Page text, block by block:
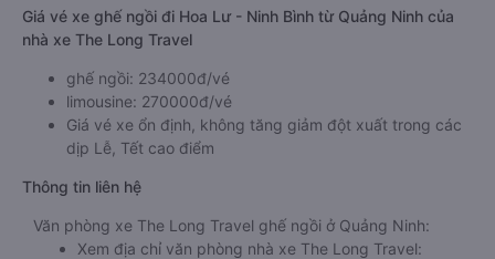
Giá vé xe ghế ngồi đi Hoa Lư - Ninh Bình từ Quảng Ninh của
nhà xe The Long Travel
ghế ngồi: 234000đ/vé
limousine: 270000đ/vé
Giá vé xe ổn định, không tăng giảm đột xuất trong các
dịp Lễ, Tết cao điểm
Thông tin liên hệ
Văn phòng xe The Long Travel ghế ngồi ở Quảng Ninh:
Xem địa chỉ văn phòng nhà xe The Long Travel: